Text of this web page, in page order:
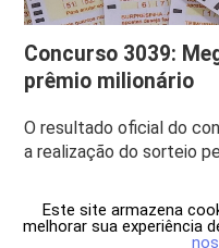
Concurso 3039:
prêmio milionário
O resultado oficial do
a realização do sorteio
Este site armazena
melhorar sua experiência